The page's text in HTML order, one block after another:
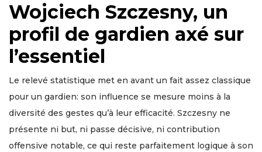
Wojciech Szczesny, un
profil de gardien axé sur
l’essentiel
Le relevé statistique met en avant un fait assez classique
pour un gardien: son influence se mesure moins à la
diversité des gestes qu’à leur efficacité. Szczesny ne
présente ni but, ni passe décisive, ni contribution
offensive notable, ce qui reste parfaitement logique à son